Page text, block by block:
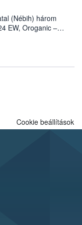
(Nébih) három
EW, Oroganic –
követően,
elleni további
termesztésben is
Cookie beállítások